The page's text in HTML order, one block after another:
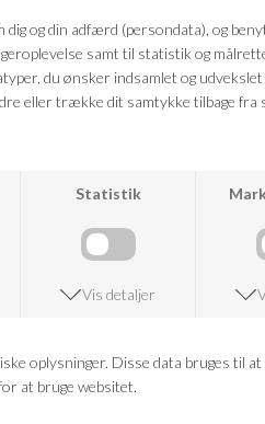
giver god komfort. De udvendige
dem mere skridsikre, og de
De lukkes med et elastiske snører,